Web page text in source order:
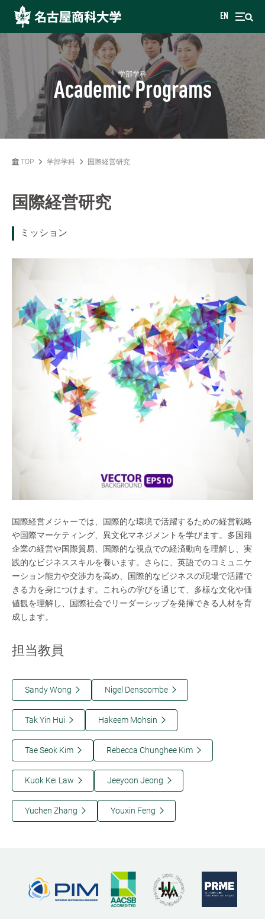
EN
学部学科
Academic Programs
TOP 学部学科 国際経営研究
国際経営研究
ミッション
国際経営メジャーでは、国際的な環境で活躍するための経営戦略
や国際マーケティング、異文化マネジメントを学びます。多国籍
企業の経営や国際貿易、国際的な視点での経済動向を理解し、実
践的なビジネススキルを養います。さらに、英語でのコミュニケ
ーション能力や交渉力を高め、国際的なビジネスの現場で活躍で
きる力を身につけます。これらの学びを通じて、多様な文化や価
値観を理解し、国際社会でリーダーシップを発揮できる人材を育
成します。
担当教員
Sandy Wong Nigel Denscombe
Tak Yin Hui Hakeem Mohsin
Tae Seok Kim Rebecca Chunghee Kim
Kuok Kei Law Jeeyoon Jeong
Yuchen Zhang Youxin Feng